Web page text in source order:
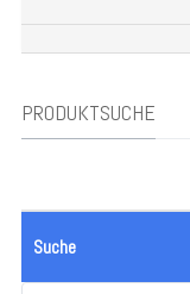
PRODUKTSUCHE
Suche